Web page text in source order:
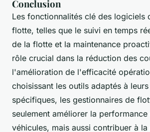
Conclusion
Les fonctionnalités clé des logiciels
flotte, telles que le suivi en temps
de la flotte et la maintenance
rôle crucial dans la réduction des
l'amélioration de l'efficacité
choisissant les outils adaptés à
spécifiques, les gestionnaires de
seulement améliorer la performance
véhicules, mais aussi contribuer à